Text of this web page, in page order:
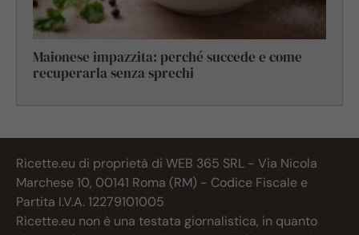
Maionese impazzita: perché succede e come
recuperarla senza sprechi
Ricette.eu di proprietà di WEB 365 SRL - Via Nicola
Marchese 10, 00141 Roma (RM) - Codice Fiscale e
Partita I.V.A. 12279101005
Ricette.eu non è una testata giornalistica, in quanto